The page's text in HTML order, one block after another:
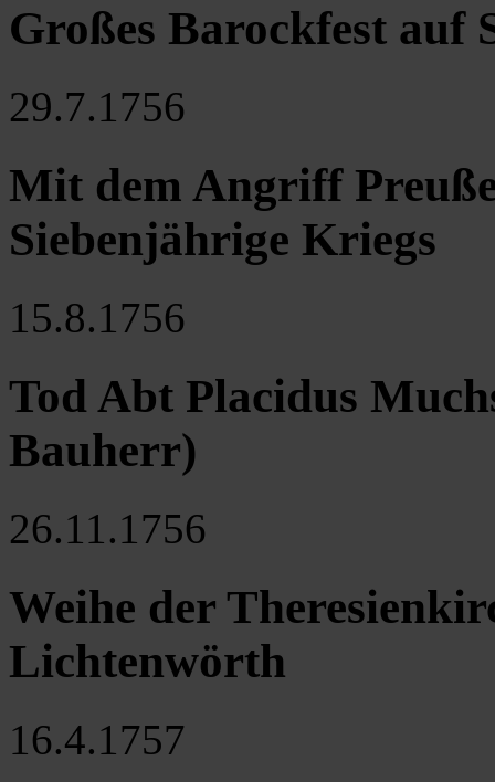
Großes Barockfest auf
29.7.1756
Mit dem Angriff
Siebenjährige Kriegs
15.8.1756
Tod Abt Placidus
Bauherr)
26.11.1756
Weihe der
Lichtenwörth
16.4.1757